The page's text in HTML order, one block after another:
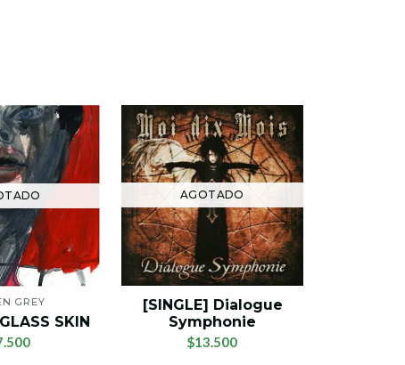
GREY
SKIN
AGOTADO
[SINGLE] Dialogue
Symphonie
$13.500